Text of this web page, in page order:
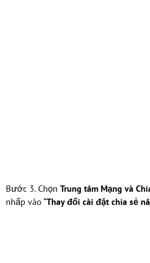
Bước 3. Chọn Trung tâm Mạng và
nhấp vào “Thay đổi cài đặt chia sẻ